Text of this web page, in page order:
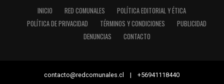
INICIO RED COMUNALES
POLÍTICA EDITORIAL Y ÉTICA
POLÍTICA DE PRIVACIDAD
TÉRMINOS Y CONDICIONES
PUBLICIDAD
DENUNCIAS
CONTACTO
contacto@redcomunales.cl | +56941118440